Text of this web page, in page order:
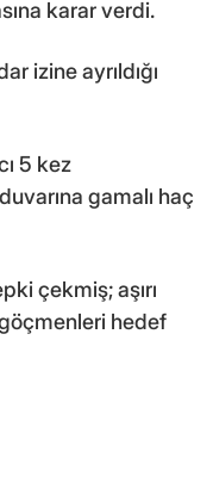
karar verdi.
izine ayrıldığı
5 kez
gamalı haç
çekmiş; aşırı
göçmenleri hedef